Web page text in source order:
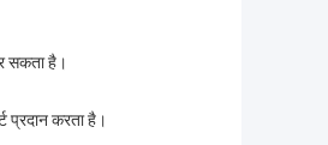
सकता है।
करता है।